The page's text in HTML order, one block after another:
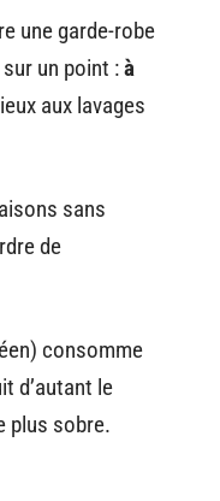
une garde-robe
un point :à
aux lavages
sans
de
consomme
d’autant le
plus sobre.